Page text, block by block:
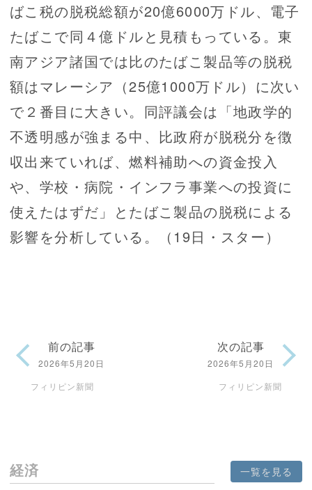
ばこ税の脱税総額が20億6000万ドル、電子
たばこで同４億ドルと見積もっている。東
南アジア諸国では比のたばこ製品等の脱税
額はマレーシア（25億1000万ドル）に次い
で２番目に大きい。同評議会は「地政学的
不透明感が強まる中、比政府が脱税分を徴
収出来ていれば、燃料補助への資金投入
や、学校・病院・インフラ事業への投資に
使えたはずだ」とたばこ製品の脱税による
影響を分析している。（19日・スター）
前の記事
2026年5月20日
フィリピン新聞
次の記事
2026年5月20日
フィリピン新聞
経済 一覧を見る